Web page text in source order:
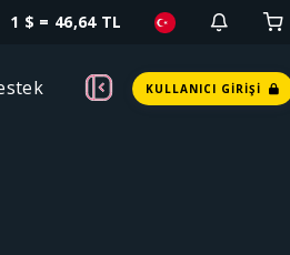
1 $ = 46,64 TL
KULLANICI GIRIŞI